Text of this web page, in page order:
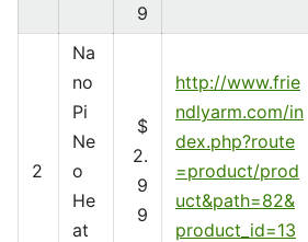
9
2
Na
no
Pi
Ne
o
He
at
$
2.
9
9
http://www.frie
ndlyarm.com/in
dex.php?route
=product/prod
uct&path=82&
product_id=13